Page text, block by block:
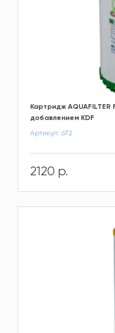
Картридж AQUAFILTER
добавлением KDF
Артикул: 672
2120 р.